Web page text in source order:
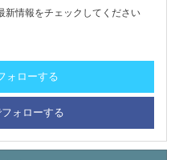
新情報をチェックしてください
ォローする
ォローする